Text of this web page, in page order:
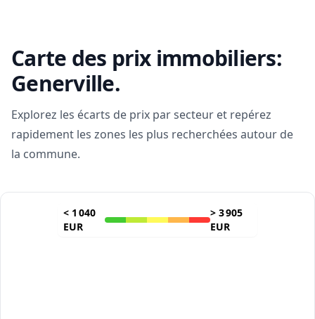
Carte des prix immobiliers:
Generville.
Explorez les écarts de prix par secteur et repérez
rapidement les zones les plus recherchées autour de
la commune.
< 1 040
EUR
> 3 905
EUR